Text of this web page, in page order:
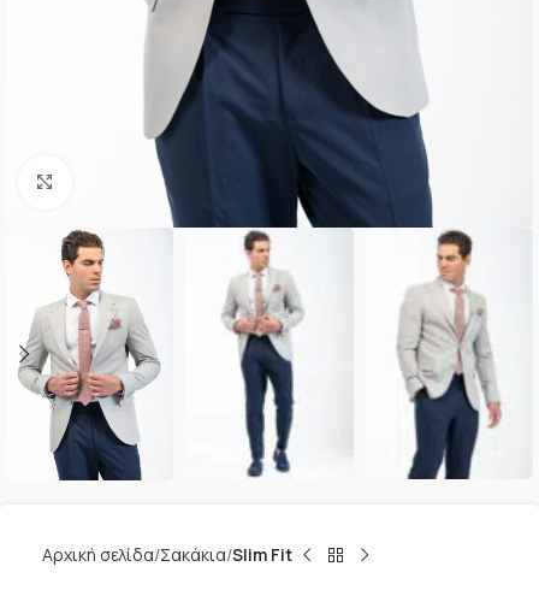
Κλικ για μεγέθυνση
Αρχική σελίδα Σακάκια Slim Fit